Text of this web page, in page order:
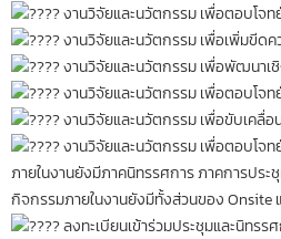
งานวิจัยและนวัตกรรม เพื่อตอบโจ
งานวิจัยและนวัตกรรม เพื่อเพิ่มขีด
งานวิจัยและนวัตกรรม เพื่อพัฒนาเ
งานวิจัยและนวัตกรรม เพื่อตอบโจท
งานวิจัยและนวัตกรรม เพื่อขับเคลื่
งานวิจัยและนวัตกรรม เพื่อตอบโจ
ภายในงานยังมีภาคนิทรรศการ ภาคการประ
กิจกรรมภายในงานยังมีทั้งส่วนของ Onsite
ลงทะเบียนเข้าร่วมประชุมและนิทรร